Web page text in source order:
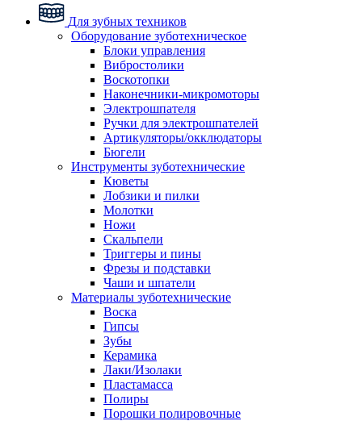
Для зубных техников
Оборудование зуботехническое
Блоки управления
Вибростолики
Воскотопки
Наконечники-микромоторы
Электрошпателя
Ручки для электрошпателей
Артикуляторы/окклюдаторы
Бюгели
Инструменты зуботехнические
Кюветы
Лобзики и пилки
Молотки
Ножи
Скальпели
Триггеры и пины
Фрезы и подставки
Чаши и шпатели
Материалы зуботехнические
Воска
Гипсы
Зубы
Керамика
Лаки/Изолаки
Пластамасса
Полиры
Порошки полировочные